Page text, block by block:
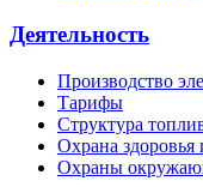
Деятельность
Производство
Тарифы
Структура
Охрана здоровья
Охраны